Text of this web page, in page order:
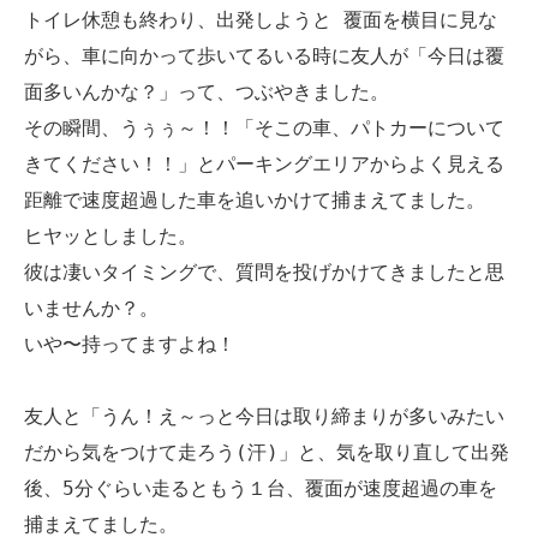
トイレ休憩も終わり、出発しようと 覆面を横目に見な
がら、車に向かって歩いてるいる時に友人が「今日は覆
面多いんかな？」って、つぶやきました。
その瞬間、うぅぅ～！！「そこの車、パトカーについて
きてください！！」とパーキングエリアからよく見える
距離で速度超過した車を追いかけて捕まえてました。
ヒヤッとしました。
彼は凄いタイミングで、質問を投げかけてきましたと思
いませんか？。
いや〜持ってますよね！
友人と「うん！え～っと今日は取り締まりが多いみたい
だから気をつけて走ろう(汗)」と、気を取り直して出発
後、5分ぐらい走るともう１台、覆面が速度超過の車を
捕まえてました。